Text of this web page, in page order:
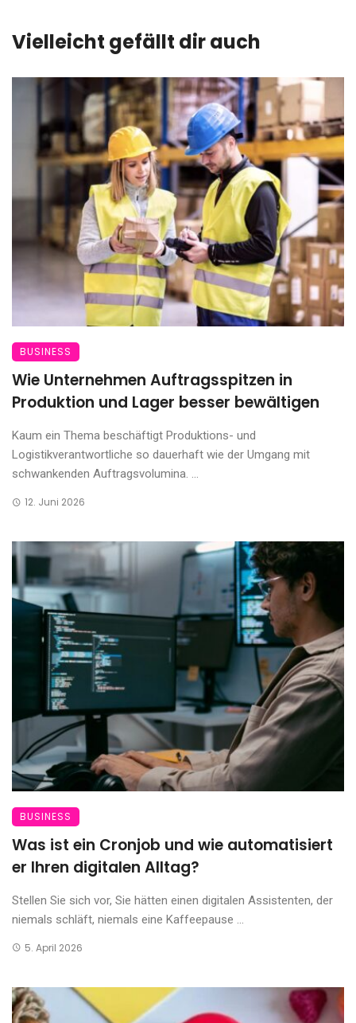
Vielleicht gefällt dir auch
BUSINESS
Wie Unternehmen Auftragsspitzen in
Produktion und Lager besser bewältigen
Kaum ein Thema beschäftigt Produktions- und
Logistikverantwortliche so dauerhaft wie der Umgang mit
schwankenden Auftragsvolumina. ...
12. Juni 2026
BUSINESS
Was ist ein Cronjob und wie automatisiert
er Ihren digitalen Alltag?
Stellen Sie sich vor, Sie hätten einen digitalen Assistenten, der
niemals schläft, niemals eine Kaffeepause ...
5. April 2026